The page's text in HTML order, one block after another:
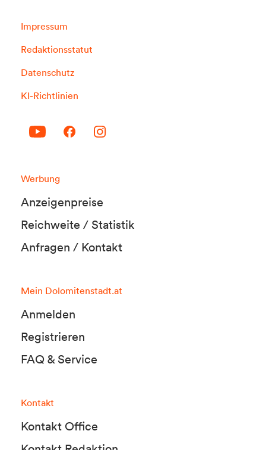
Impressum
Redaktionsstatut
Datenschutz
KI-Richtlinien
Werbung
Anzeigenpreise
Reichweite / Statistik
Anfragen / Kontakt
Mein Dolomitenstadt.at
Anmelden
Registrieren
FAQ & Service
Kontakt
Kontakt Office